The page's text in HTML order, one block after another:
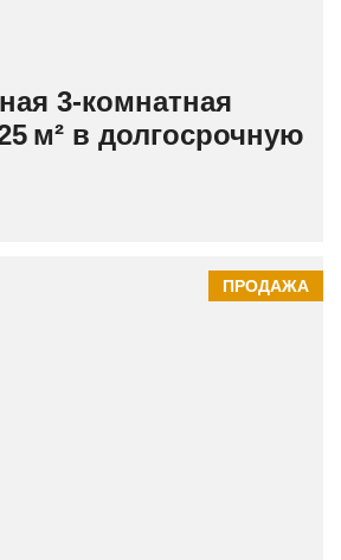
3‑комнатная
м² в долгосрочную
ПРОДАЖА